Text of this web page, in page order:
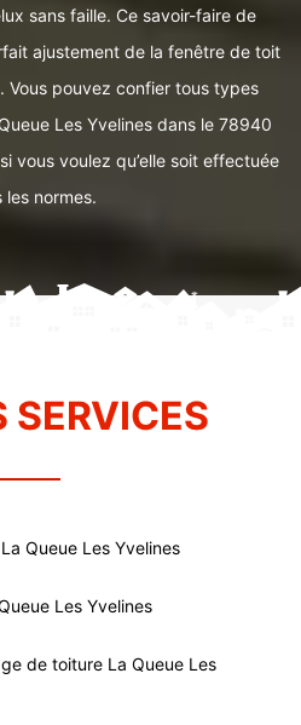
sans faille. Ce savoir-faire de
ajustement de la fenêtre de toit
Vous pouvez confier tous types
Les Yvelines dans le 78940
vous voulez qu’elle soit effectuée
les normes.
SERVICES
Queue Les Yvelines
Les Yvelines
de toiture La Queue Les